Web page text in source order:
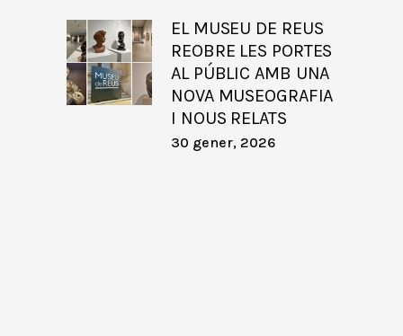
EL MUSEU DE REUS
REOBRE LES PORTES
AL PÚBLIC AMB UNA
NOVA MUSEOGRAFIA
I NOUS RELATS
30 gener, 2026